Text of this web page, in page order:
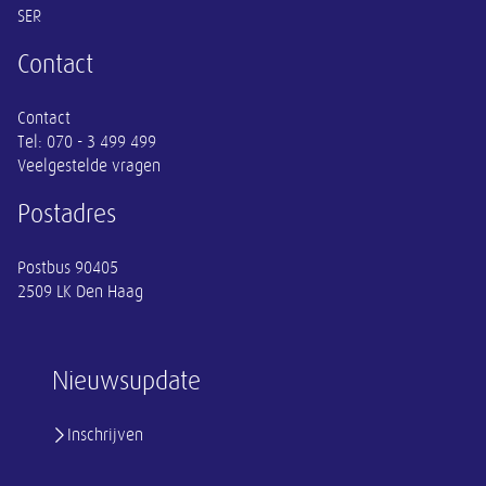
Nieuwsupdate
Inschrijven
SER
Contact
Contact
Tel: 070 - 3 499 499
Veelgestelde vragen
Postadres
Postbus 90405
2509 LK Den Haag